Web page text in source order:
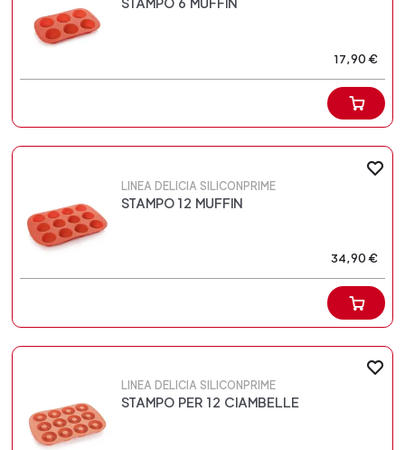
STAMPO 6 MUFFIN
17,90 €
LINEA DELICIA SILICONPRIME
STAMPO 12 MUFFIN
34,90 €
LINEA DELICIA SILICONPRIME
STAMPO PER 12 CIAMBELLE